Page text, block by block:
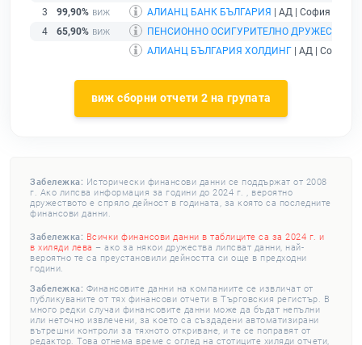
3
99,90% АЛИАНЦ БАНК БЪЛГАРИЯ | АД | София |
4
65,90%
ПЕНСИОННО ОСИГУРИТЕЛНО ДРУЖЕСТВО
АЛИАНЦ БЪЛГАРИЯ ХОЛДИНГ | АД | София |
виж сборни отчети 2 на групата
Забележка: Исторически финансови данни се поддържат от 2008
г. Ако липсва информация за години до 2024 г. , вероятно
дружеството е спряло дейност в годината, за която са последните
финансови данни.
Забележка: Всички финансови данни в таблиците са за 2024 г. и
в хиляди лева – ако за някои дружества липсват данни, най-
вероятно те са преустановили дейността си още в предходни
години.
Забележка: Финансовите данни на компаниите се извличат от
публикуваните от тях финансови отчети в Търговския регистър. В
много редки случаи финансовите данни може да бъдат непълни
или неточно извлечени, за което са създадени автоматизирани
вътрешни контроли за тяхното откриване, и те се поправят от
редактор. Това отнема време с оглед на стотиците хиляди отчети,